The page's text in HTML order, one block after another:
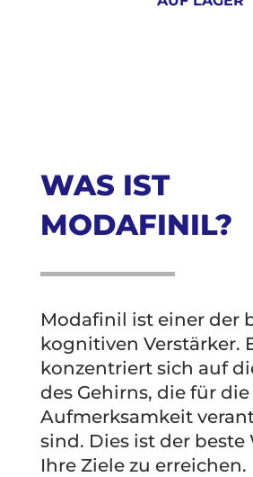
WAS IST
MODAFINIL?
Modafinil ist einer der
kognitiven Verstärker.
konzentriert sich auf
des Gehirns, die für die
Aufmerksamkeit
sind. Dies ist der beste
Ihre Ziele zu erreichen.